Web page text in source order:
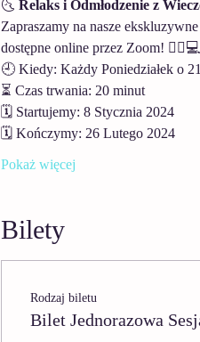
🌜 Relaks i Odmłodzenie z
Zapraszamy na nasze
dostępne online przez Zoom!
🕘 Kiedy: Każdy Poniedziałek o
⏳ Czas trwania: 20 minut
🗓️ Startujemy: 8 Stycznia 2024
🗓️ Kończymy: 26 Lutego 2024
Pokaż więcej
Bilety
Rodzaj biletu
Bilet Jednorazowa